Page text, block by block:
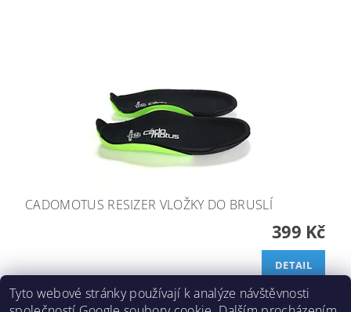
CADOMOTUS RESIZER VLOŽKY DO BRUSLÍ
399 Kč
DETAIL
Tyto webové stránky používají k analýze návštěvnosti